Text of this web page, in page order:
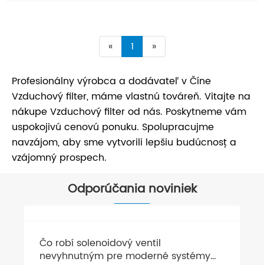
« 1 »
Profesionálny výrobca a dodávateľ v Číne
Vzduchový filter, máme vlastnú továreň. Vitajte na
nákupe Vzduchový filter od nás. Poskytneme vám
uspokojivú cenovú ponuku. Spolupracujme
navzájom, aby sme vytvorili lepšiu budúcnosť a
vzájomný prospech.
Odporúčania noviniek
Čo robí solenoidový ventil
nevyhnutným pre moderné systémy